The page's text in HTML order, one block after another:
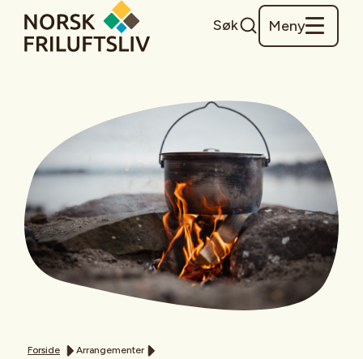
Søk Meny
Forside
Arrangementer